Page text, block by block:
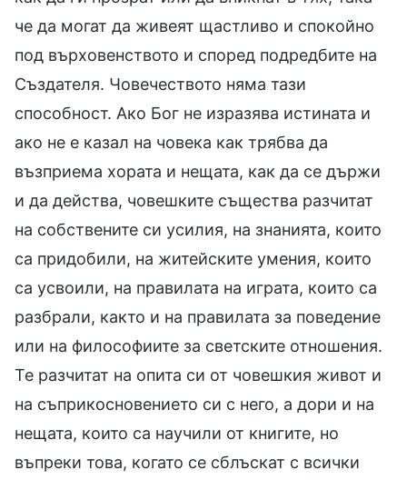
че да могат да живеят щастливо и спокойно
под върховенството и според подредбите на
Създателя. Човечеството няма тази
способност. Ако Бог не изразява истината и
ако не е казал на човека как трябва да
възприема хората и нещата, как да се държи
и да действа, човешките същества разчитат
на собствените си усилия, на знанията, които
са придобили, на житейските умения, които
са усвоили, на правилата на играта, които са
разбрали, както и на правилата за поведение
или на философиите за светските отношения.
Те разчитат на опита си от човешкия живот и
на съприкосновението си с него, а дори и на
нещата, които са научили от книгите, но
въпреки това, когато се сблъскат с всички